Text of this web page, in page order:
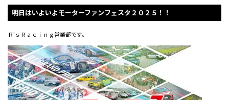
STORE
ABOUT US
CONTACT
FACEBOOK
明日はいよいよモーターファンフェスタ２０２５！！
Ｒ‘ｓＲａｃｉｎｇ営業部です。